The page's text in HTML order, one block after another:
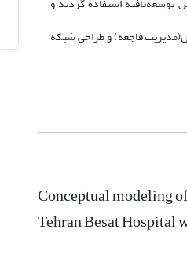
آن(مدیریت فاجعه) و طراحی شبکه
Conceptual modeling
Tehran Besat Hospital